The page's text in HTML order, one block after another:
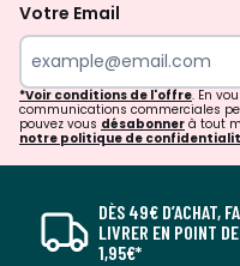
Votre Email
*Voir conditions de l'offre. En
communications commerciales
pouvez vous désabonner à tout
notre politique de
DÈS 49€ D’ACHAT,
LIVRER EN POINT
1,95€*